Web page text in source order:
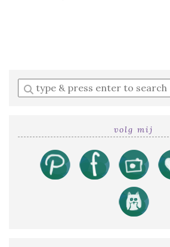
Enter
a
volg mij